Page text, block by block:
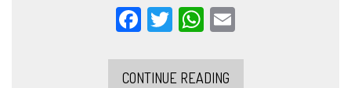
Facebook
TwitterWhatsApp
CONTINUE READING